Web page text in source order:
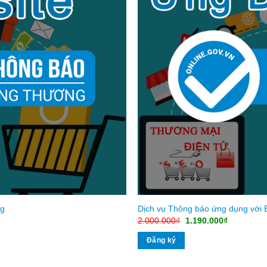
Dịch vụ Thông báo ứng dụng với
2.000.000₫
Giá
1.190.000₫Giá
Đăng ký